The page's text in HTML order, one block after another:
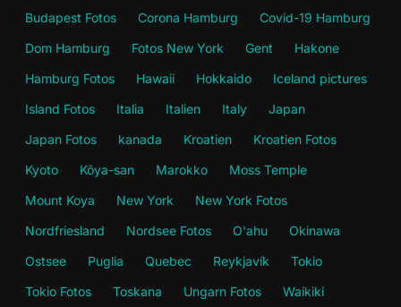
Budapest Fotos
Corona Hamburg
Covid-19 Hamburg
Dom Hamburg
Fotos New York Gent
Hakone
Hamburg Fotos
Hawaii Hokkaido
Iceland pictures
Island Fotos
Italia Italien Italy
Japan
Japan Fotos
kanada Kroatien
Kroatien Fotos
Kyoto
Kōya-san Marokko
Moss Temple
Mount Koya
New York
New York Fotos
Nordfriesland
Nordsee Fotos O'ahu
Okinawa
Ostsee
Puglia Quebec Reykjavík
Tokio
Tokio Fotos
Toskana Ungarn Fotos Waikiki